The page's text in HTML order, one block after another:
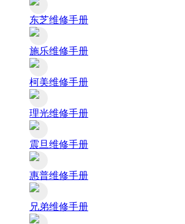
东芝维修手册
施乐维修手册
柯美维修手册
理光维修手册
震旦维修手册
惠普维修手册
兄弟维修手册